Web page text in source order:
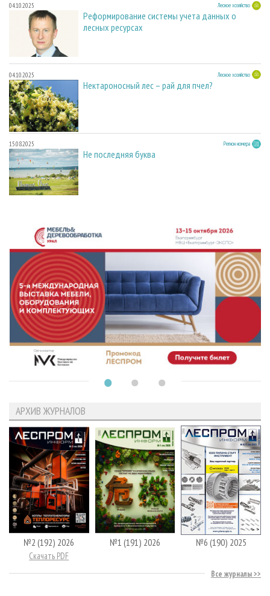
04.10.2025 Лесное хозяйство
Реформирование системы учета данных о
лесных ресурсах
04.10.2025 Лесное хозяйство
Нектароносный лес – рай для пчел?
15.08.2025 Регион номера
Не последняя буква
АРХИВ ЖУРНАЛОВ
№2 (192) 2026
Скачать PDF
№1 (191) 2026 №6 (190) 2025
Все журналы